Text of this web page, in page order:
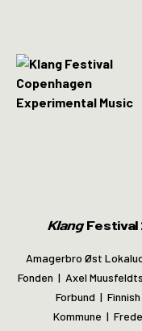
KlangFestival
Amagerbro Øst
Fonden | Axel
Forbund |
Kommune |